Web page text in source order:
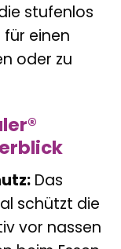
stufenlos
einen
oder zu
Das
schützt die
vor nassen